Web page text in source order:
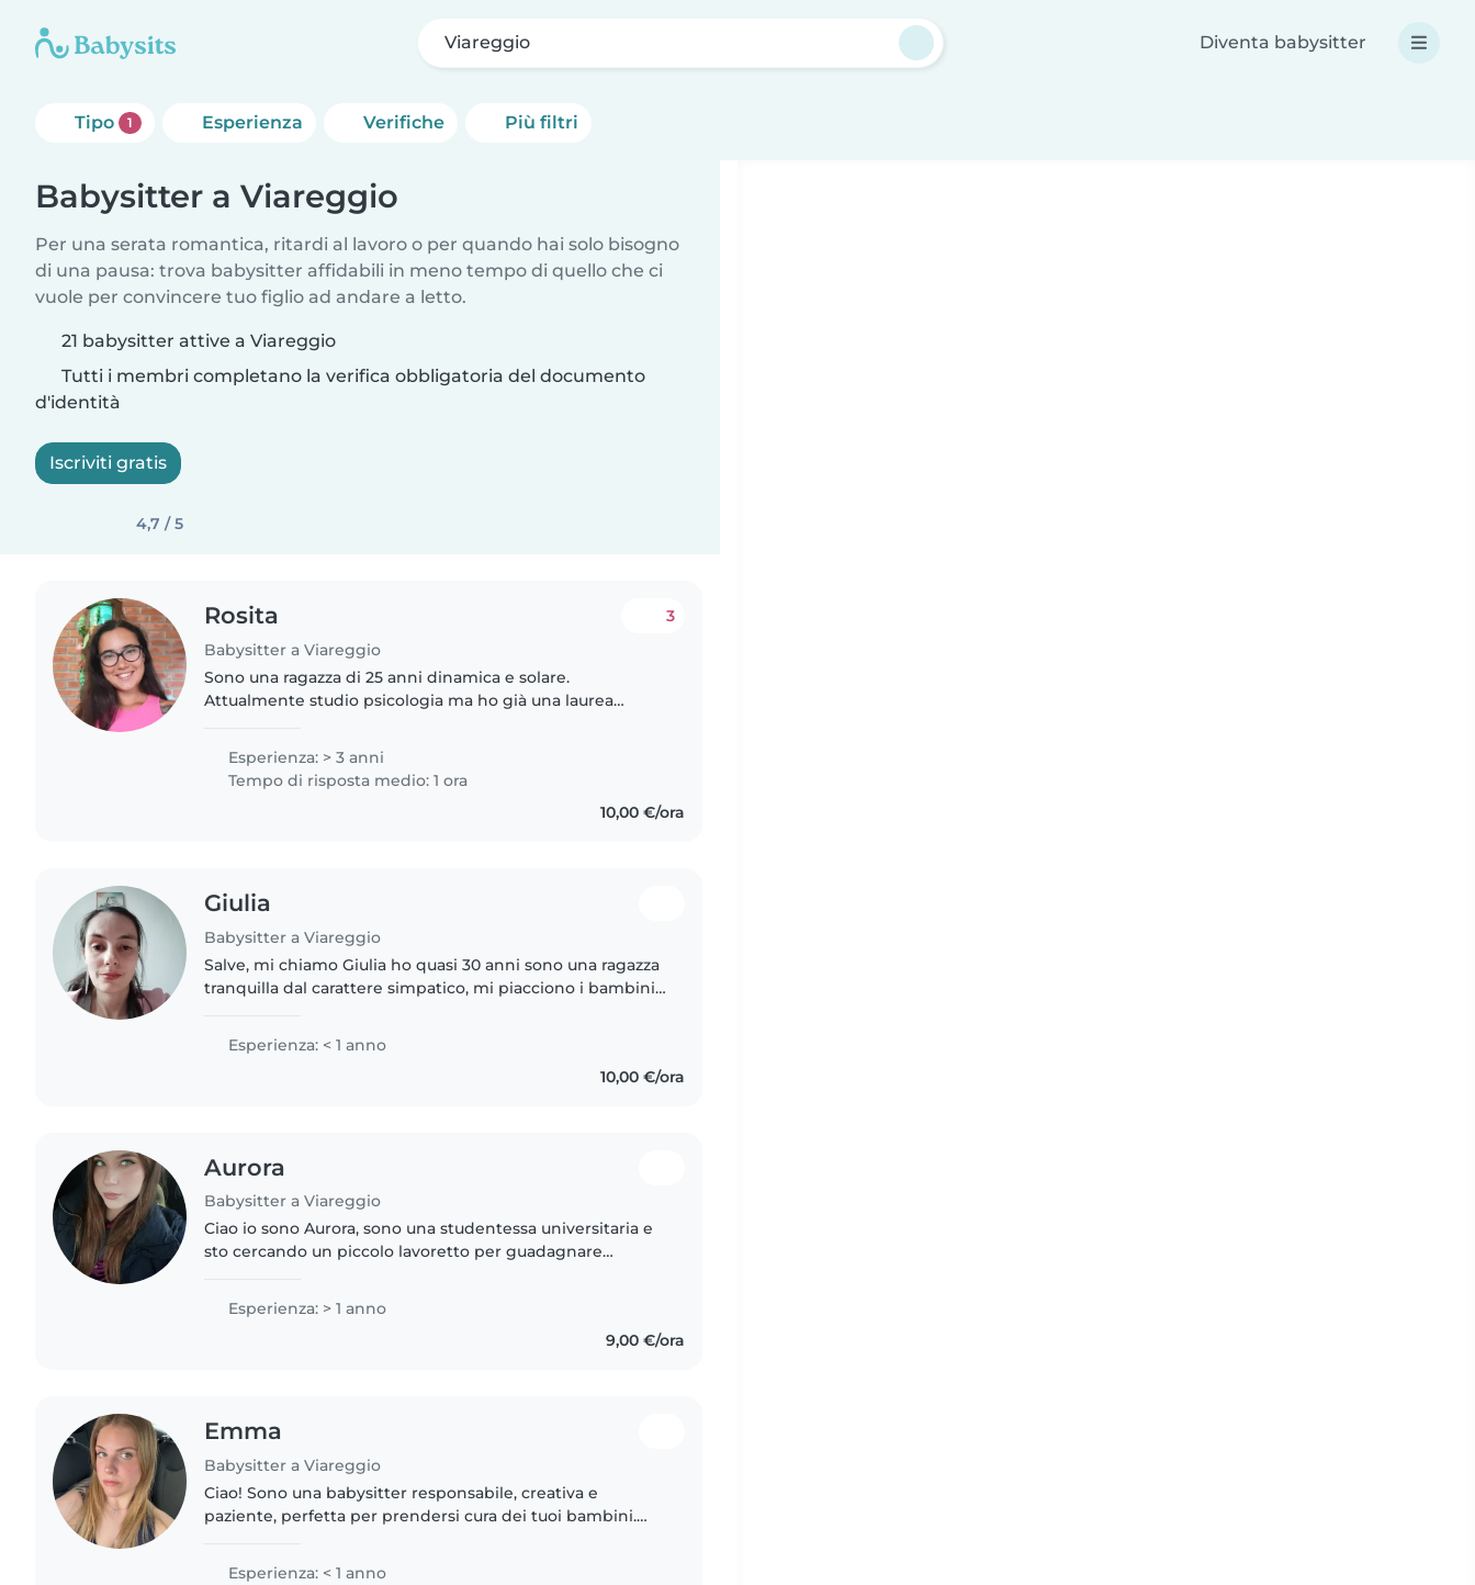
Viareggio Diventa babysitter
Tipo 1 Esperienza Verifiche Più filtri
Babysitter a Viareggio
Per una serata romantica, ritardi al lavoro o per quando hai solo bisogno
di una pausa: trova babysitter affidabili in meno tempo di quello che ci
vuole per convincere tuo figlio ad andare a letto.
21 babysitter attive a Viareggio
Tutti i membri completano la verifica obbligatoria del documento
d'identità
Iscriviti gratis
4,7 / 5
Rosita
Babysitter a Viareggio
3
Sono una ragazza di 25 anni dinamica e solare.
Attualmente studio psicologia ma ho già una laurea
compiti per bambini e ragazzo..
Esperienza: > 3 anni
Tempo di risposta medio: 1 ora
10,00 €/ora
Giulia
Babysitter a Viareggio
Salve, mi chiamo Giulia ho quasi 30 anni sono una ragazza
tranquilla dal carattere simpatico, mi piacciono i bambini
Esperienza: < 1 anno
10,00 €/ora
Aurora
Babysitter a Viareggio
Ciao io sono Aurora, sono una studentessa universitaria e
sto cercando un piccolo lavoretto per guadagnare
sono super disponibile..
Esperienza: > 1 anno
9,00 €/ora
Emma
Babysitter a Viareggio
Ciao! Sono una babysitter responsabile, creativa e
paziente, perfetta per prendersi cura dei tuoi bambini.
spagnolo e tedesco...
Esperienza: < 1 anno